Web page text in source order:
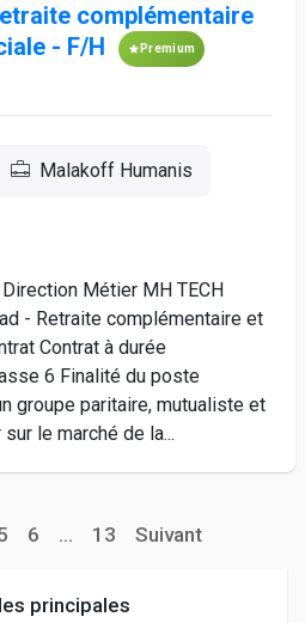
complémentaire
- F/H
Premium
Malakoff Humanis
Métier MH TECH
- Retraite complémentaire et
Contrat à durée
6 Finalité du poste
groupe paritaire, mutualiste et
le marché de la...
6 ... 13 Suivant
principales